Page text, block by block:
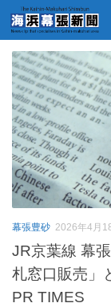
日付アーカイ
幕張豊砂 2026年4月
JR京葉線 幕
札窓口販売」
PR TIMES